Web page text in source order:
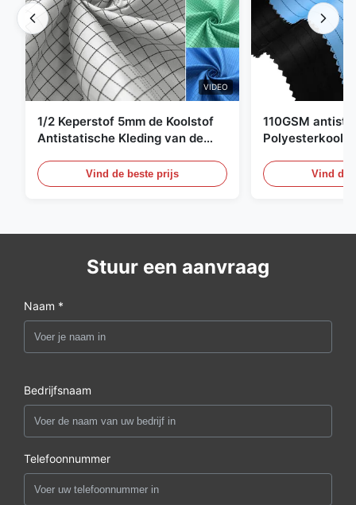
VIDEO
1/2 Keperstof 5mm de Koolstof
Antistatische Kleding van de
Vind de beste prijs
110GSM
Vind de
Stuur een aanvraag
Naam *
Bedrijfsnaam
Telefoonnummer